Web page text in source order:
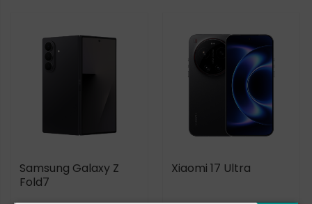
Samsung Galaxy Z
Fold7
Xiaomi 17 Ultra